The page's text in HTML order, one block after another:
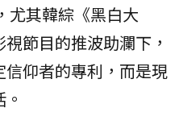
尤其韓綜《黑白大
節目的推波助瀾下，
仰者的專利，而是現